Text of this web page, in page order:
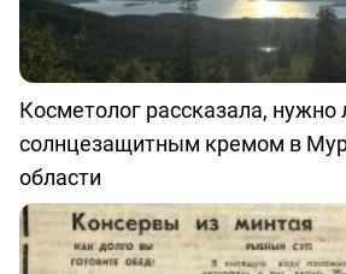
Косметолог рассказала, нужно
солнцезащитным кремом в
области